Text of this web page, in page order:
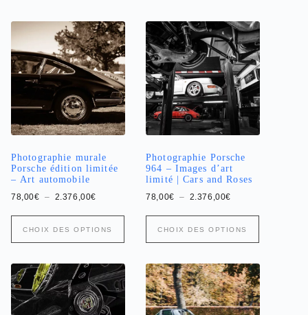
Photographie murale
Porsche édition limitée
– Art automobile
78,00€ – 2.376,00€Plage
prix :
78,00€
à
2.376,00€
CHOIX DES OPTIONS
produit
a
variations.
Les
options
peuvent
Photographie Porsche
964 – Images d’art
limité | Cars and Roses
78,00€ – 2.376,00€
prix :
78,00€
à
2.376,00€
CHOIX DES OPTIONS
produit
a
variations.
Les
options
peuvent